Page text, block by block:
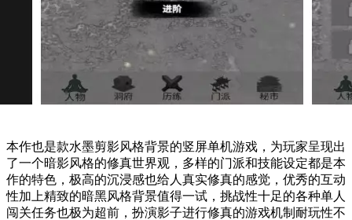
本作也是款水墨剪影风格背景的竖屏单机游戏，为玩家呈现出
了一个暗影风格的修真世界观，多样的门派和技能设定都是本
作的特色，极高的沉浸感也给人真实修真的感觉，优秀的互动
性加上精致的暗黑风格背景值得一试，挑战性十足的各种单人
闯关任务也极为超前，扮演影子进行修真的游戏机制耐玩性不